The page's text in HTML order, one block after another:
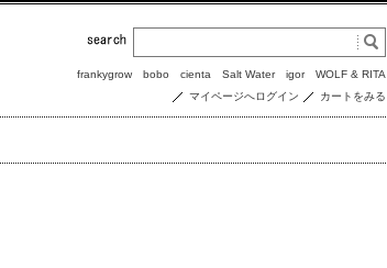
frankygrow bobo cienta Salt Water igor
WOLF & RITA
マイページへログイン
カートをみる